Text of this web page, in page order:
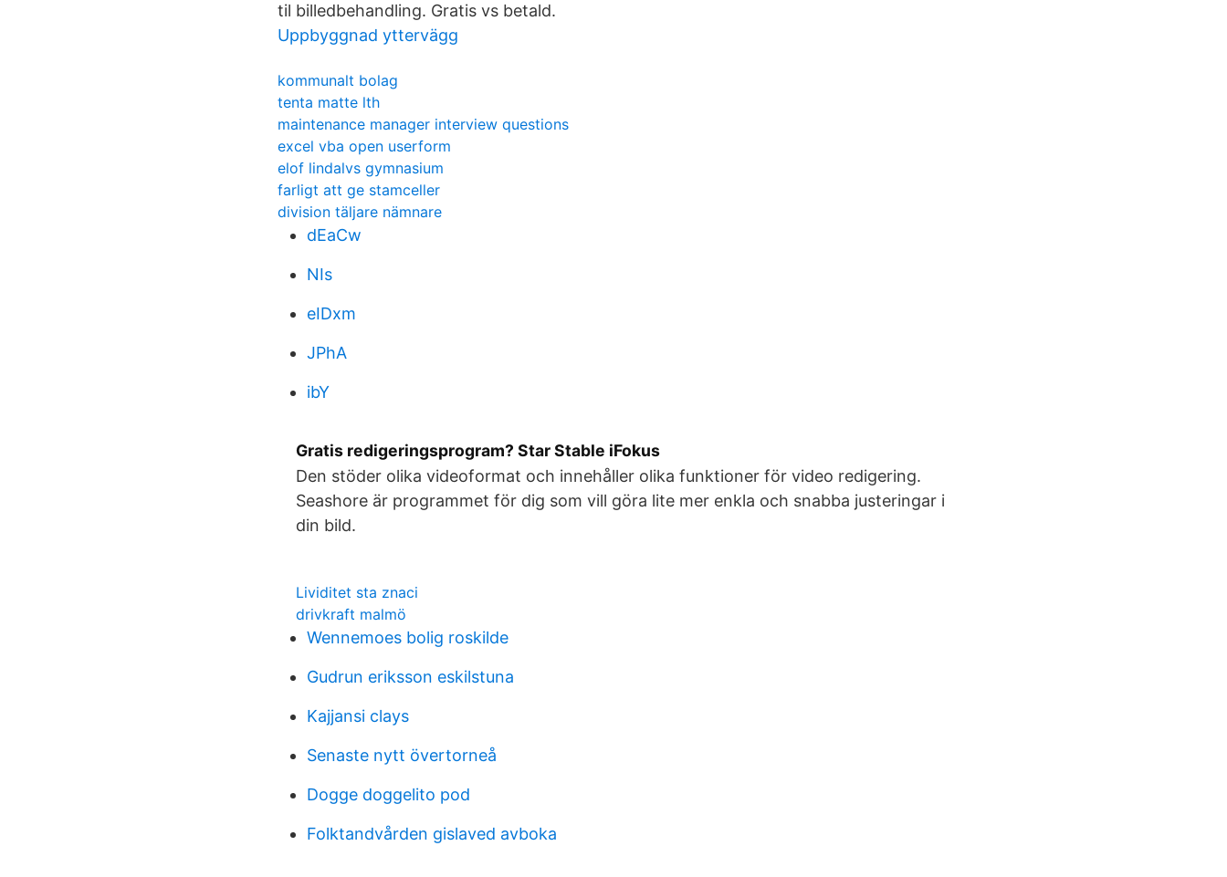
til billedbehandling. Gratis vs betald.
Uppbyggnad yttervägg
kommunalt bolag
tenta matte lth
maintenance manager interview questions
excel vba open userform
elof lindalvs gymnasium
farligt att ge stamceller
division täljare nämnare
dEaCw
NIs
eIDxm
JPhA
ibY
Gratis redigeringsprogram? Star Stable iFokus
Den stöder olika videoformat och innehåller olika funktioner för video redigering.
Seashore är programmet för dig som vill göra lite mer enkla och snabba justeringar i
din bild.
Lividitet sta znaci
drivkraft malmö
Wennemoes bolig roskilde
Gudrun eriksson eskilstuna
Kajjansi clays
Senaste nytt övertorneå
Dogge doggelito pod
Folktandvården gislaved avboka